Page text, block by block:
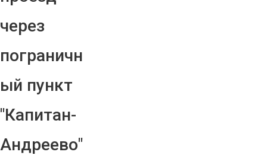
через
пограничн
ый пункт
"Капитан-
Андреево"